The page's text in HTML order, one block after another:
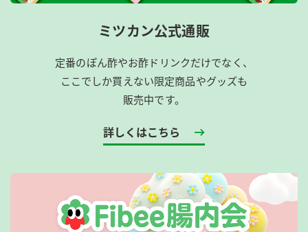
ミツカン公式通販
定番のぽん酢やお酢ドリンクだけでなく、
ここでしか買えない限定商品やグッズも
販売中です。
詳しくはこちら